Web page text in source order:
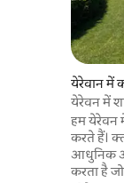
येरेवान में
येरेवन में
हम येरेवन
करते हैं।
आधुनिक
करता है